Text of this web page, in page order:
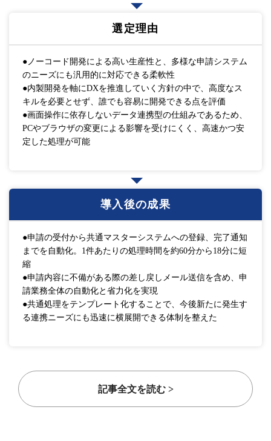
選定理由
●ノーコード開発による高い生産性と、多様な申請システム
のニーズにも汎用的に対応できる柔軟性
●内製開発を軸にDXを推進していく方針の中で、高度なス
キルを必要とせず、誰でも容易に開発できる点を評価
●画面操作に依存しないデータ連携型の仕組みであるため、
PCやブラウザの変更による影響を受けにくく、高速かつ安
定した処理が可能
導入後の成果
●申請の受付から共通マスターシステムへの登録、完了通知
までを自動化。1件あたりの処理時間を約60分から18分に短
縮
●申請内容に不備がある際の差し戻しメール送信を含め、申
請業務全体の自動化と省力化を実現
●共通処理をテンプレート化することで、今後新たに発生す
る連携ニーズにも迅速に横展開できる体制を整えた
記事全文を読む >